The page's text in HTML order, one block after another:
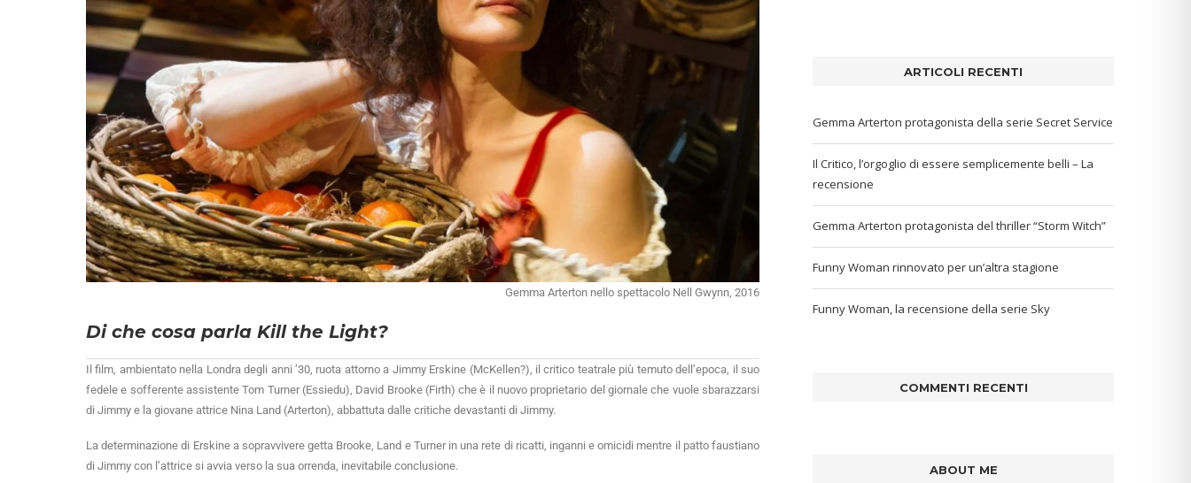
Gemma Arterton nello spettacolo Nell Gwynn, 2016
Di che cosa parla Kill the Light?
Il film, ambientato nella Londra degli anni ’30, ruota attorno a Jimmy Erskine (McKellen?), il critico teatrale più temuto dell’epoca, il suo
fedele e sofferente assistente Tom Turner (Essiedu), David Brooke (Firth) che è il nuovo proprietario del giornale che vuole sbarazzarsi
di Jimmy e la giovane attrice Nina Land (Arterton), abbattuta dalle critiche devastanti di Jimmy.
La determinazione di Erskine a sopravvivere getta Brooke, Land e Turner in una rete di ricatti, inganni e omicidi mentre il patto faustiano
di Jimmy con l’attrice si avvia verso la sua orrenda, inevitabile conclusione.
ARTICOLI RECENTI
Gemma Arterton protagonista della serie Secret Service
Il Critico, l’orgoglio di essere semplicemente belli – La
recensione
Gemma Arterton protagonista del thriller “Storm Witch”
Funny Woman rinnovato per un’altra stagione
Funny Woman, la recensione della serie Sky
COMMENTI RECENTI
ABOUT ME